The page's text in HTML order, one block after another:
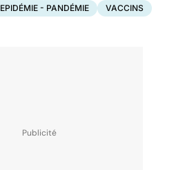
EPIDÉMIE - PANDÉMIE
VACCINS